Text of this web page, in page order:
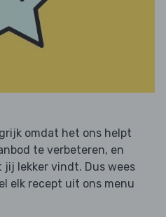
omdat het ons helpt
te verbeteren, en
lekker vindt. Dus wees
elk recept uit ons menu